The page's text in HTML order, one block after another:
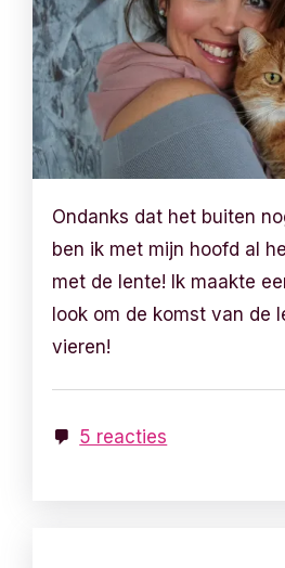
Ondanks dat het buiten
ben ik met mijn hoofd al
met de lente! Ik maakte
look om de komst van de
vieren!
5 reacties